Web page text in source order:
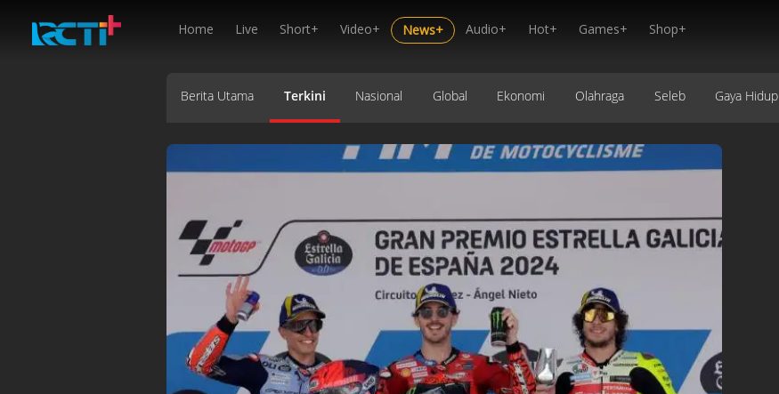
Home Live Short+ Video+ News+ Audio+ Hot+ Games+ Shop+
Berita Utama Terkini Nasional Global Ekonomi Olahraga Seleb Gaya Hidup